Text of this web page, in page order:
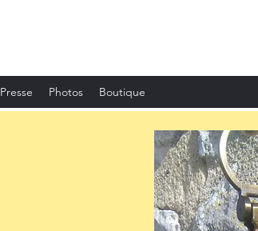
Presse Photos Boutique